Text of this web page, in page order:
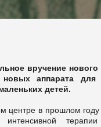
вручение
новых аппарата
детей.
центре в прошлом
терапии